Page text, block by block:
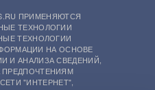
ПРИМЕНЯЮТСЯ
ТЕХНОЛОГИИ
ТЕХНОЛОГИИ
НА ОСНОВЕ
И АНАЛИЗА СВЕДЕНИЙ,
"ИНТЕРНЕТ",